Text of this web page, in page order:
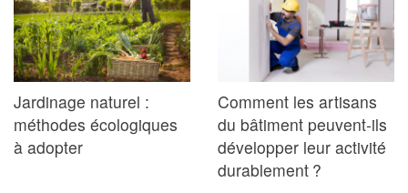
Jardinage naturel :
méthodes écologiques
à adopter
Comment les artisans
du bâtiment peuvent-ils
développer leur activité
durablement ?